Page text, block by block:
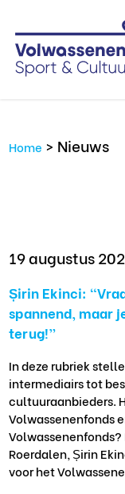
Home > Nieuws
19 augustus
Șirin Ekinci:
spannend, maar
terug!”
In deze rubriek
intermediairs tot
cultuuraanbieders.
Volwassenenfonds
Roerdalen, Șirin
voor het